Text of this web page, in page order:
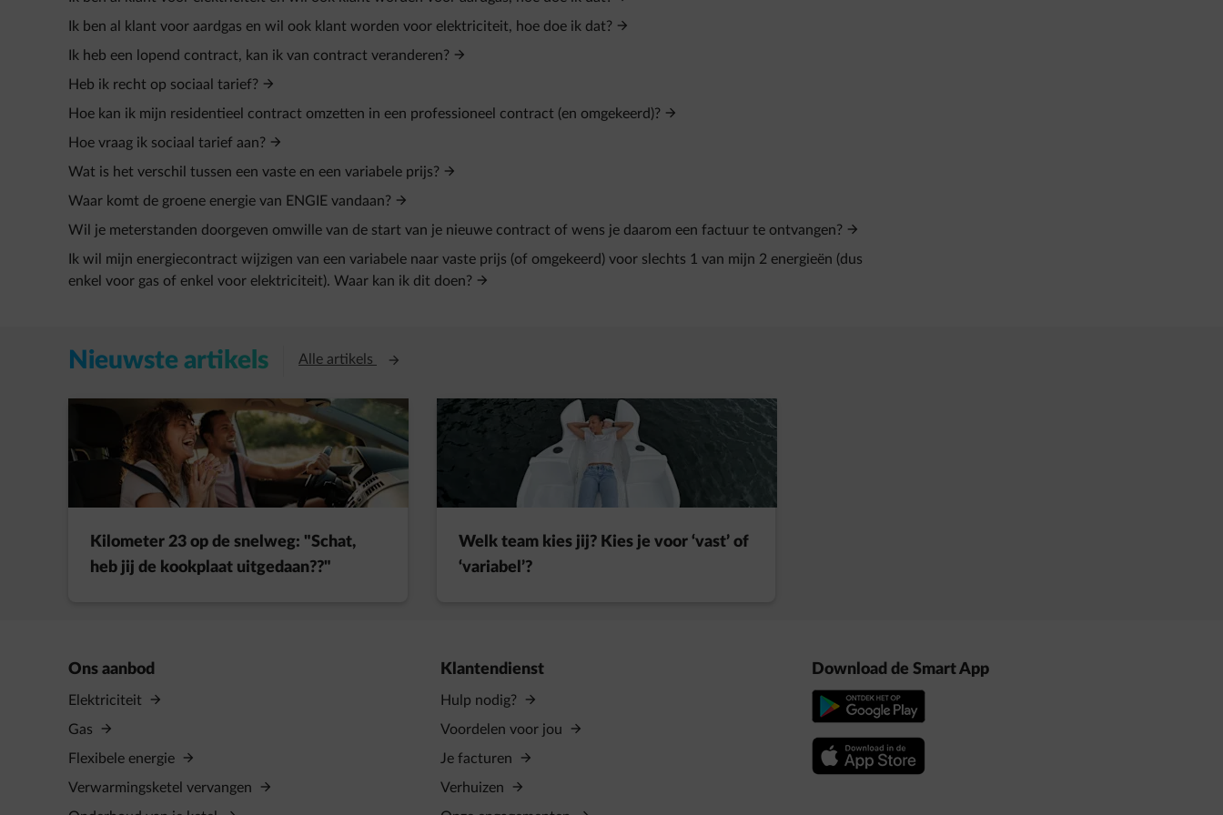
Ik ben al klant voor aardgas en wil ook klant worden voor elektriciteit, hoe doe ik dat?
Ik heb een lopend contract, kan ik van contract veranderen?
Heb ik recht op sociaal tarief?
Hoe kan ik mijn residentieel contract omzetten in een professioneel contract (en omgekeerd)?
Hoe vraag ik sociaal tarief aan?
Wat is het verschil tussen een vaste en een variabele prijs?
Waar komt de groene energie van ENGIE vandaan?
Wil je meterstanden doorgeven omwille van de start van je nieuwe contract of wens je daarom een factuur te ontvangen?
Ik wil mijn energiecontract wijzigen van een variabele naar vaste prijs (of omgekeerd) voor slechts 1 van mijn 2 energieën (dus
enkel voor gas of enkel voor elektriciteit). Waar kan ik dit doen?
Nieuwste artikels Alle artikels Opent in een nieuw tabblad
Kilometer 23 op de snelweg: "Schat,
heb jij de kookplaat uitgedaan??"
Welk team kies jij? Kies je voor ‘vast’ of
‘variabel’?
Ons aanbod
Elektriciteit
Gas
Flexibele energie
Verwarmingsketel vervangen
Klantendienst
Hulp nodig?
Voordelen voor jou
Je facturen
Verhuizen
Download de Smart App